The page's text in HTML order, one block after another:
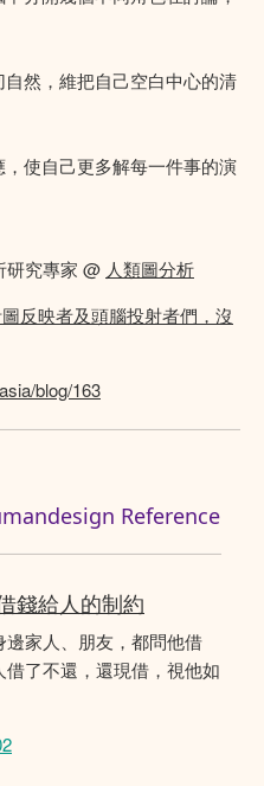
然，維把自己空白中心的清
使自己更多解每一件事的演
研究專家 @ 人類圖分析
反映者及頭腦投射者們，沒
blog/163
Reference
錢給人的制約
家人、朋友，都問他借
了不還，還現借，視他如